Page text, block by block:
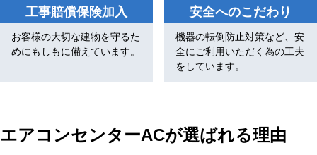
工事賠償保険加入
お客様の大切な建物を守るた
めにもしもに備えています。
安全へのこだわり
機器の転倒防止対策など、安
全にご利用いただく為の工夫
をしています。
エアコンセンターACが選ばれる理由